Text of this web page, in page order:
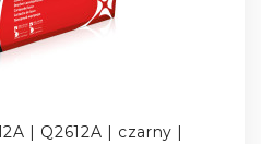
| Q2612A | czarny |